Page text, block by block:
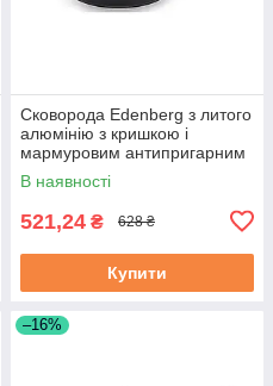
Сковорода Edenberg з литого
алюмінію з кришкою і
мармуровим антипригарним
покриттям 22 см (EB-7453)
В наявності
521,24 ₴ 628 ₴
Купити
–16%